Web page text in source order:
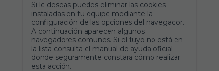
Si lo deseas puedes eliminar las cookies
instaladas en tu equipo mediante la
configuración de las opciones del navegador.
A continuación aparecen algunos
navegadores comunes. Si el tuyo no está en
la lista consulta el manual de ayuda oficial
donde seguramente constará cómo realizar
esta acción.